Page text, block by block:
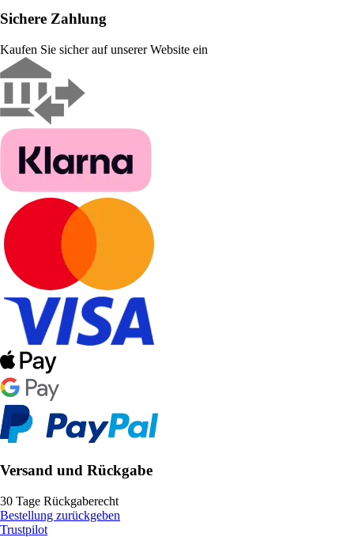
Sichere Zahlung
Kaufen Sie sicher auf unserer Website ein
Versand und Rückgabe
30 Tage Rückgaberecht
Bestellung zurückgeben
Trustpilot